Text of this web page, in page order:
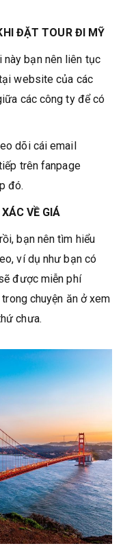
ĐẶT TOUR ĐI MỸ
bạn nên liên tục
website của các
các công ty để có
dõi cái email
trên fanpage
đó.
VỀ GIÁ
bạn nên tìm hiểu
ví dụ như bạn có
được miễn phí
chuyện ăn ở xem
chưa.